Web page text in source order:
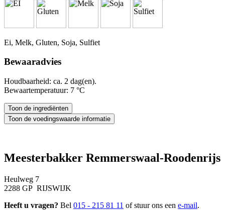
Ei, Melk, Gluten, Soja, Sulfiet
Bewaaradvies
Houdbaarheid: ca. 2 dag(en).
Bewaartemperatuur: 7 °C
Meesterbakker Remmerswaal-Roodenrijs
Heulweg 7
2288 GP RIJSWIJK
Heeft u vragen? Bel 015 - 215 81 11 of stuur ons een e-mail.